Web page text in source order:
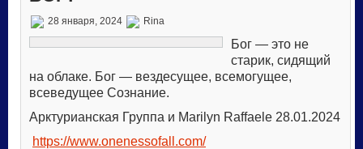
28 января, 2024 Rina
Бог — это не
старик, сидящий
на облаке. Бог — вездесущее, всемогущее,
всеведущее Сознание.
Арктурианская Группа и Marilyn Raffaele 28.01.2024
https://www.onenessofall.com/